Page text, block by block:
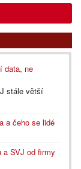
data, ne
stále větší
a čeho se lidé
a SVJ od firmy